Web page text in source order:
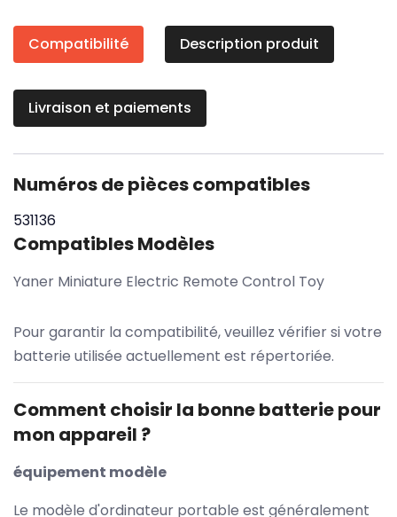
Compatibilité Description produit
Livraison et paiements
Numéros de pièces compatibles
531136
Compatibles Modèles
Yaner Miniature Electric Remote Control Toy
Pour garantir la compatibilité, veuillez vérifier si votre
batterie utilisée actuellement est répertoriée.
Comment choisir la bonne batterie pour
mon appareil ?
équipement modèle
Le modèle d'ordinateur portable est généralement